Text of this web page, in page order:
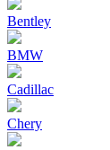
Bentley
BMW
Cadillac
Chery